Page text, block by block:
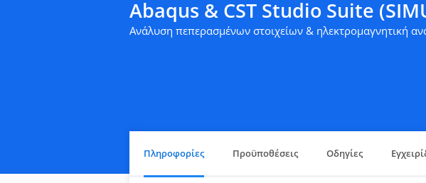
Abaqus & CST Studio Suite
Ανάλυση πεπερασμένων στοιχείων & ηλεκτρομαγνητική
Πληροφορίες Προϋποθέσεις Οδηγίες